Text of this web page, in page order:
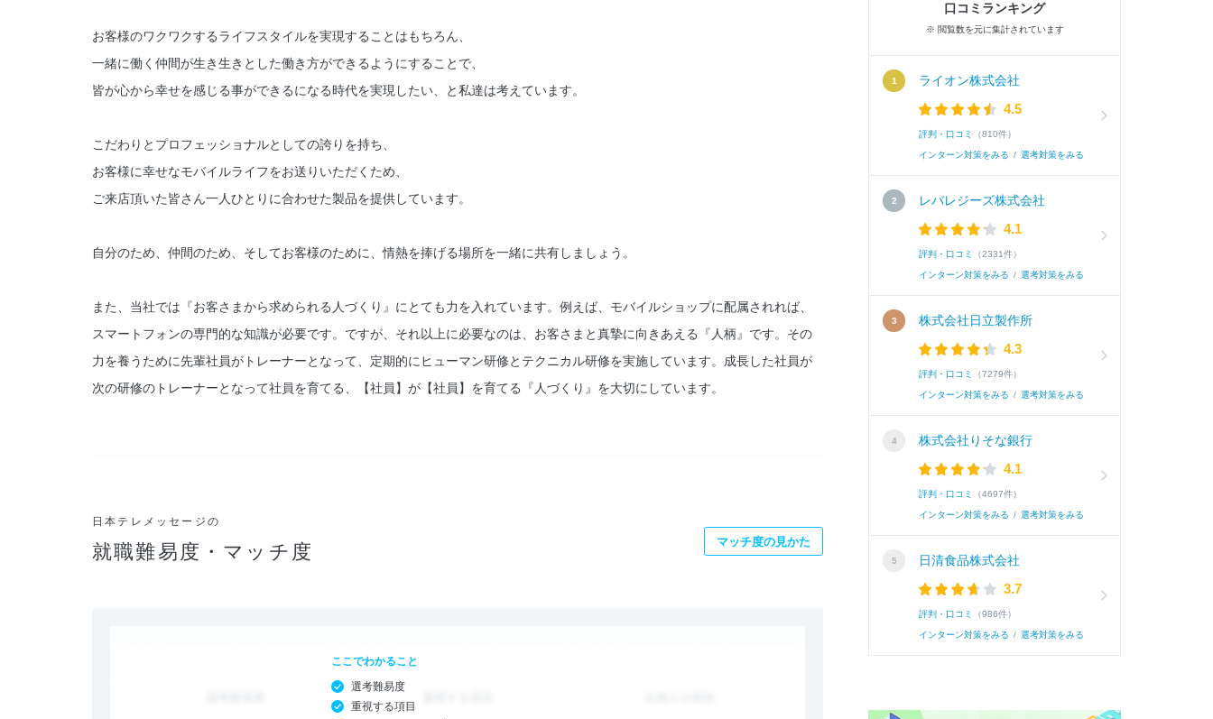
お客様のワクワクするライフスタイルを実現することはもちろん、
一緒に働く仲間が生き生きとした働き方ができるようにすることで、
皆が心から幸せを感じる事ができるになる時代を実現したい、と私達は考えています。
こだわりとプロフェッショナルとしての誇りを持ち、
お客様に幸せなモバイルライフをお送りいただくため、
ご来店頂いた皆さん一人ひとりに合わせた製品を提供しています。
自分のため、仲間のため、そしてお客様のために、情熱を捧げる場所を一緒に共有しましょう。
また、当社では『お客さまから求められる人づくり』にとても力を入れています。例えば、モバイルショップに配属されれば、
スマートフォンの専門的な知識が必要です。ですが、それ以上に必要なのは、お客さまと真摯に向きあえる『人柄』です。その
力を養うために先輩社員がトレーナーとなって、定期的にヒューマン研修とテクニカル研修を実施しています。成長した社員が
次の研修のトレーナーとなって社員を育てる、【社員】が【社員】を育てる『人づくり』を大切にしています。
日本テレメッセージの
就職難易度・マッチ度 マッチ度の見かた
ここでわかること
選考難易度
重視する項目
口コミランキング
※ 閲覧数を元に集計されています
ライオン株式会社
4.5
評判・口コミ （810件）
インターン対策をみる / 選考対策をみる
レバレジーズ株式会社
4.1
評判・口コミ （2331件）
インターン対策をみる / 選考対策をみる
株式会社日立製作所
4.3
評判・口コミ （7279件）
インターン対策をみる / 選考対策をみる
株式会社りそな銀行
4.1
評判・口コミ （4697件）
インターン対策をみる / 選考対策をみる
日清食品株式会社
3.7
評判・口コミ （986件）
インターン対策をみる / 選考対策をみる